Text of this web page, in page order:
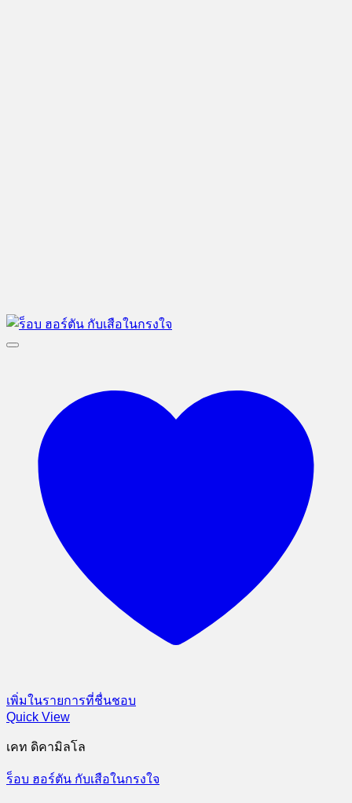
เพิ่มในรายการที่ชื่นชอบ
Quick View
เคท ดิคามิลโล
ร็อบ ฮอร์ตัน กับเสือในกรงใจ